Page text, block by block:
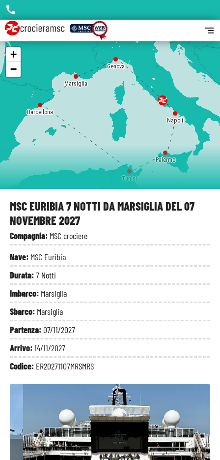
MSC EURIBIA 7 NOTTI DA MARSIGLIA DEL 07
NOVEMBRE 2027
Compagnia: MSC crociere
Nave: MSC Euribia
Durata:7 Notti
Imbarco: Marsiglia
Sbarco: Marsiglia
Partenza: 07/11/2027
Arrivo:14/11/2027
Codice: ER20271107MRSMRS
Marsiglia
Genova
Napoli
Palermo
Tunisi
Barcellona
+
−
call
segment